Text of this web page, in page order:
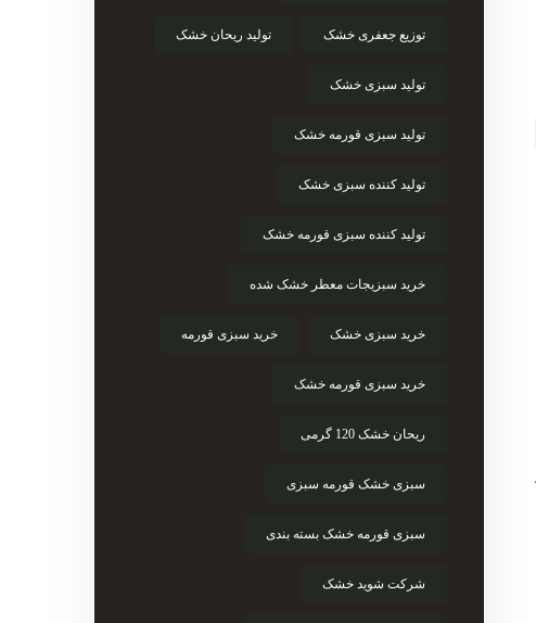
توزیع جعفری خشک تولید ریحان خشک
تولید سبزی خشک
تولید سبزی قورمه خشک
تولید کننده سبزی خشک
تولید کننده سبزی قورمه خشک
خرید سبزیجات معطر خشک شده
خرید سبزی خشک خرید سبزی قورمه
خرید سبزی قورمه خشک
ریحان خشک 120 گرمی
سبزی خشک قورمه سبزی
سبزی قورمه خشک بسته بندی
شرکت شوید خشک